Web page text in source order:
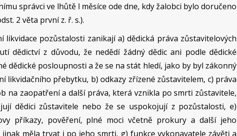
správci ve lhůtě l měsíce ode dne, kdy žalobci bylo doručeno
2 věta první z. ř. s.).
pozůstalosti zanikají a) dědická práva zůstavitelových
dědictví z důvodu, že nedědí žádný dědic ani podle dědické
dědické posloupnosti a že se na stát hledí, jako by byl zákonný
likvidačního přebytku, b) odkazy zřízené zůstavitelem, c) práva
na zaopatření a další práva, která vznikla po smrti zůstavitele,
dědici zůstavitele nebo že se uspokojují z pozůstalosti, e)
příkazy, pověření, plné moci včetně prokury a další jeho
měla trvat i po jeho smrti, g) funkce vykonavatele závěti a